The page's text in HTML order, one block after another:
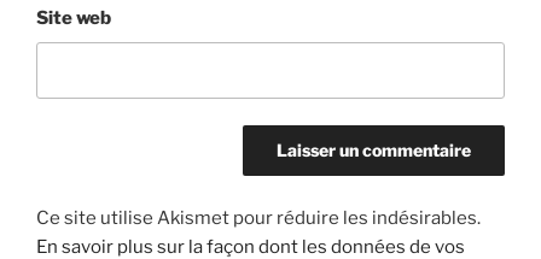
Site web
Ce site utilise Akismet pour réduire les indésirables.
En savoir plus sur la façon dont les données de vos